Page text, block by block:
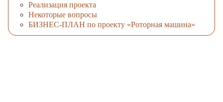
Реализация проекта
Некоторые вопросы
БИЗНЕС-ПЛАН по проекту «Роторная машина»